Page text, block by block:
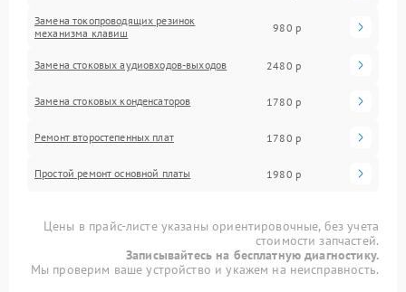
Замена токопроводящих резинок
механизма клавиш
980 р
Замена стоковых аудиовходов-выходов 2480 р
Замена стоковых конденсаторов 1780 р
Ремонт второстепенных плат 1780 р
Простой ремонт основной платы 1980 р
Цены в прайс-листе указаны ориентировочные, без учета
стоимости запчастей.
Записывайтесь на бесплатную диагностику.
Мы проверим ваше устройство и укажем на неисправность.